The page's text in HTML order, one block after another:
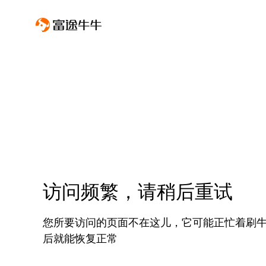
访问频繁，请稍后重试
您所要访问的页面不在这儿，它可能正忙着刷
后就能恢复正常